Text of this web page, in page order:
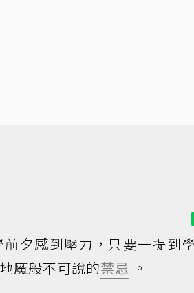
夕感到壓力，只要一提到
魔般不可說的禁忌 。